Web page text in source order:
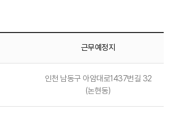
근무예정지
인천 남동구 아암대로1437번길 32
(논현동)